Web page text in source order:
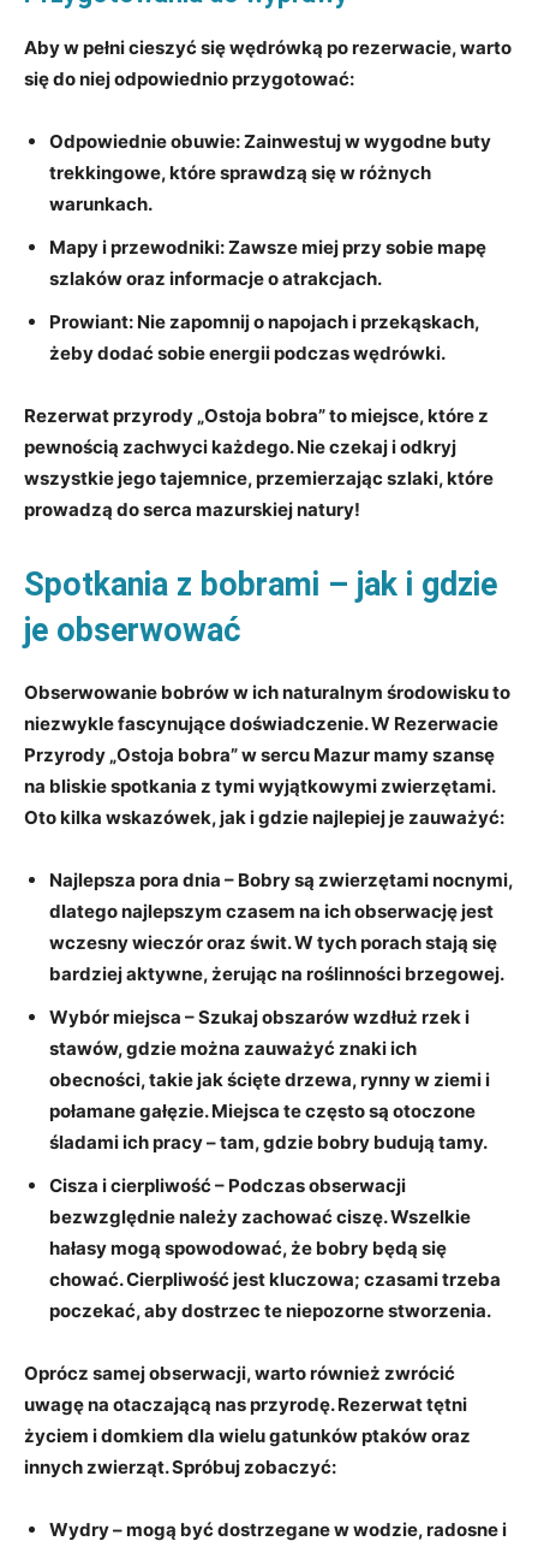
Aby w pełni cieszyć się wędrówką po rezerwacie, warto
się do niej odpowiednio przygotować:
Odpowiednie obuwie:Zainwestuj w wygodne buty
trekkingowe, które sprawdzą się w różnych
warunkach.
Mapy i przewodniki:Zawsze miej przy sobie mapę
szlaków oraz informacje o atrakcjach.
Prowiant: Nie zapomnij o napojach i przekąskach,
żeby dodać sobie energii podczas wędrówki.
Rezerwat przyrody „Ostoja bobra” to miejsce, które z
pewnością zachwyci każdego. Nie czekaj i odkryj
wszystkie jego tajemnice, przemierzając szlaki, które
prowadzą do serca mazurskiej natury!
Spotkania z bobrami – jak i gdzie
je obserwować
Obserwowanie bobrów w ich naturalnym środowisku to
niezwykle fascynujące doświadczenie. W Rezerwacie
Przyrody „Ostoja bobra” w sercu Mazur mamy szansę
na bliskie spotkania z tymi wyjątkowymi zwierzętami.
Oto kilka wskazówek, jak i gdzie najlepiej je zauważyć:
Najlepsza pora dnia – Bobry są zwierzętami nocnymi,
dlatego najlepszym czasem na ich obserwację jest
wczesny wieczór oraz świt. W tych porach stają się
bardziej aktywne, żerując na roślinności brzegowej.
Wybór miejsca – Szukaj obszarów wzdłuż rzek i
stawów, gdzie można zauważyć znaki ich
obecności, takie jak ścięte drzewa, rynny w ziemi i
połamane gałęzie. Miejsca te często są otoczone
śladami ich pracy – tam, gdzie bobry budują tamy.
Cisza i cierpliwość– Podczas obserwacji
bezwzględnie należy zachować ciszę. Wszelkie
hałasy mogą spowodować, że bobry będą się
chować. Cierpliwość jest kluczowa; czasami trzeba
poczekać, aby dostrzec te niepozorne stworzenia.
Oprócz samej obserwacji, warto również zwrócić
uwagę na otaczającą nas przyrodę. Rezerwat tętni
życiem i domkiem dla wielu gatunków ptaków oraz
innych zwierząt. Spróbuj zobaczyć:
Wydry– mogą być dostrzegane w wodzie, radosne i